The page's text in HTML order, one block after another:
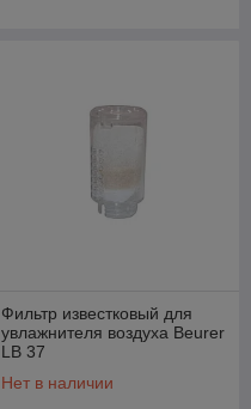
Фильтр известковый для
увлажнителя воздуха Beurer
LB 37
Нет в наличии